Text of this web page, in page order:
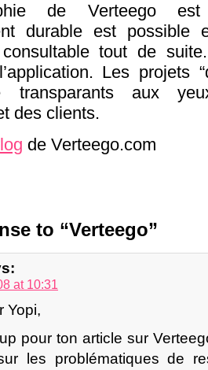
de Verteego
durable est possible
tout de
Les projets
transparants aux
des clients.
de Verteego.com
to “Verteego”
at 10:31
Yopi,
pour ton article sur
les problématiques de